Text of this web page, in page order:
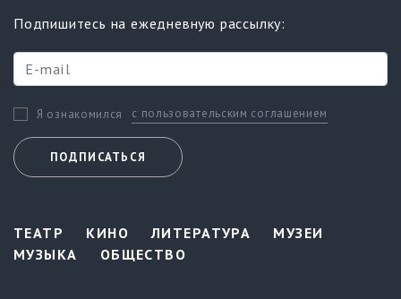
Подпишитесь на ежедневную рассылку:
Я ознакомился с пользовательским соглашением
ПОДПИСАТЬСЯ
ТЕАТР КИНО ЛИТЕРАТУРА
МУЗЕИ
МУЗЫКА
ОБЩЕСТВО